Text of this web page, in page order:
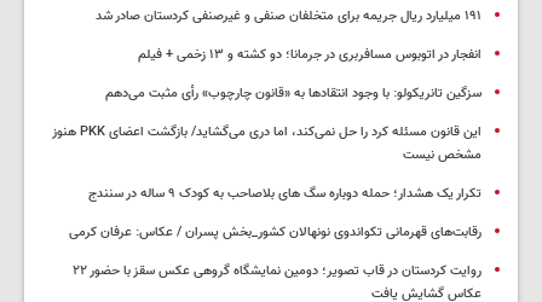
۱۹۱ میلیارد ریال جریمه برای متخلفان صنفی و غیرصنفی کردستان صادر شد
انفجار در اتوبوس مسافربری در جرمانا؛ دو کشته و ۱۳ زخمی + فیلم
سزگین تانریکولو: با وجود انتقادها به «قانون چارچوب» رأی مثبت می‌دهم
این قانون مسئله کرد را حل نمی‌کند، اما دری می‌گشاید/ بازگشت اعضای PKK هنوز
مشخص نیست
تکرار یک هشدار؛ حمله دوباره سگ های بلاصاحب به کودک ۹ ساله در سنندج
رقابت‌های قهرمانی تکواندوی نونهالان کشور_بخش پسران / عکاس: عرفان کرمی
روایت کردستان در قاب تصویر؛ دومین نمایشگاه گروهی عکس سقز با حضور ۲۲
عکاس گشایش یافت